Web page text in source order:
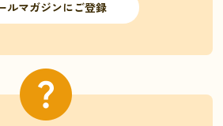
ルマガジンにご登録